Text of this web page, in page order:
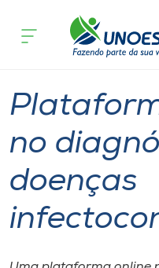
Cursos
Atendimento ao
Portal de Ensino
acontece
no
doenças